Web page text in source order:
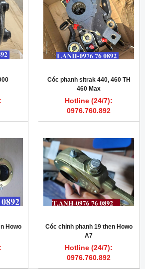
Cóc phanh sitrak 440, 460 TH
460 Max
Hotline (24/7):
0976.760.892
Howo
Cóc chỉnh phanh 19 then Howo
A7
Hotline (24/7):
0976.760.892